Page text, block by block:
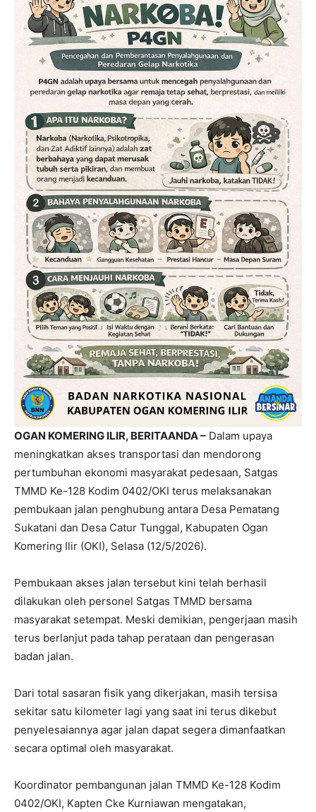
OGAN KOMERING ILIR, BERITAANDA – Dalam upaya
meningkatkan akses transportasi dan mendorong
pertumbuhan ekonomi masyarakat pedesaan, Satgas
TMMD Ke-128 Kodim 0402/OKI terus melaksanakan
pembukaan jalan penghubung antara Desa Pematang
Sukatani dan Desa Catur Tunggal, Kabupaten Ogan
Komering Ilir (OKI), Selasa (12/5/2026).
Pembukaan akses jalan tersebut kini telah berhasil
dilakukan oleh personel Satgas TMMD bersama
masyarakat setempat. Meski demikian, pengerjaan masih
terus berlanjut pada tahap perataan dan pengerasan
badan jalan.
Dari total sasaran fisik yang dikerjakan, masih tersisa
sekitar satu kilometer lagi yang saat ini terus dikebut
penyelesaiannya agar jalan dapat segera dimanfaatkan
secara optimal oleh masyarakat.
Koordinator pembangunan jalan TMMD Ke-128 Kodim
0402/OKI, Kapten Cke Kurniawan mengatakan,